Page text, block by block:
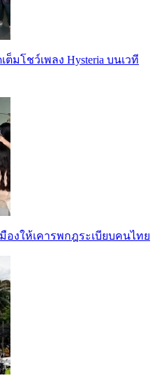
ต็มโชว์เพลง Hysteria บนเวที
งให้เคารพกฎระเบียบคนไทย